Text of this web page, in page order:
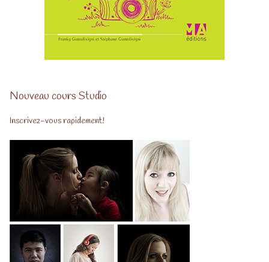
Nouveau cours Studio
Inscrivez-vous rapidement!